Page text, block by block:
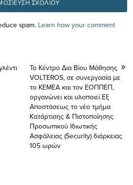
spam. Learn how your comment
Το Κέντρο Δια Βίου Μάθησης
VOLTEROS, σε συνεργασία με
το ΚΕΜΕΑ και τον ΕΟΠΠΕΠ,
οργανώνει και υλοποιεί Εξ
Αποστάσεως το νέο τμήμα
Κατάρτισης & Πιστοποίησης
Προσωπικού Ιδιωτικής
Ασφάλειας (Security) διάρκειας
105 ωρών